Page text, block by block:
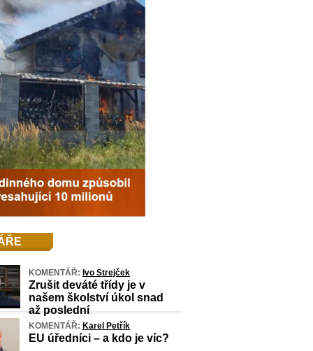
KOMENTÁŘ: Ivo Strejček
Zrušit deváté třídy je v
našem školství úkol snad
až poslední
KOMENTÁŘ: Karel Petřík
EU úředníci – a kdo je víc?